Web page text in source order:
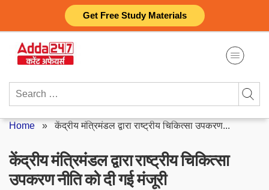
Get Free Study Materials
content
Search
Home »केंद्रीय मंत्रिमंडल द्वारा राष्ट्रीय चिकित्सा उपकरण...
केंद्रीय मंत्रिमंडल द्वारा राष्ट्रीय चिकित्सा
उपकरण नीति को दी गई मंजूरी